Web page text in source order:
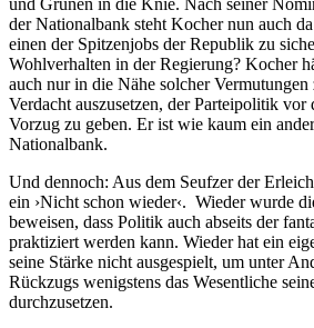
der Nationalbank steht Kocher nun auch
einen der Spitzenjobs der Republik zu
Wohlverhalten in der Regierung? Kocher
auch nur in die Nähe solcher
Verdacht auszusetzen, der Parteipolitik vor
Vorzug zu geben. Er ist wie kaum ein
Nationalbank.
Und dennoch: Aus dem Seufzer der
ein ›Nicht schon wieder‹. Wieder wurde
beweisen, dass Politik auch abseits der
praktiziert werden kann. Wieder hat ein
seine Stärke nicht ausgespielt, um unter
Rückzugs wenigstens das Wesentliche
durchzusetzen.